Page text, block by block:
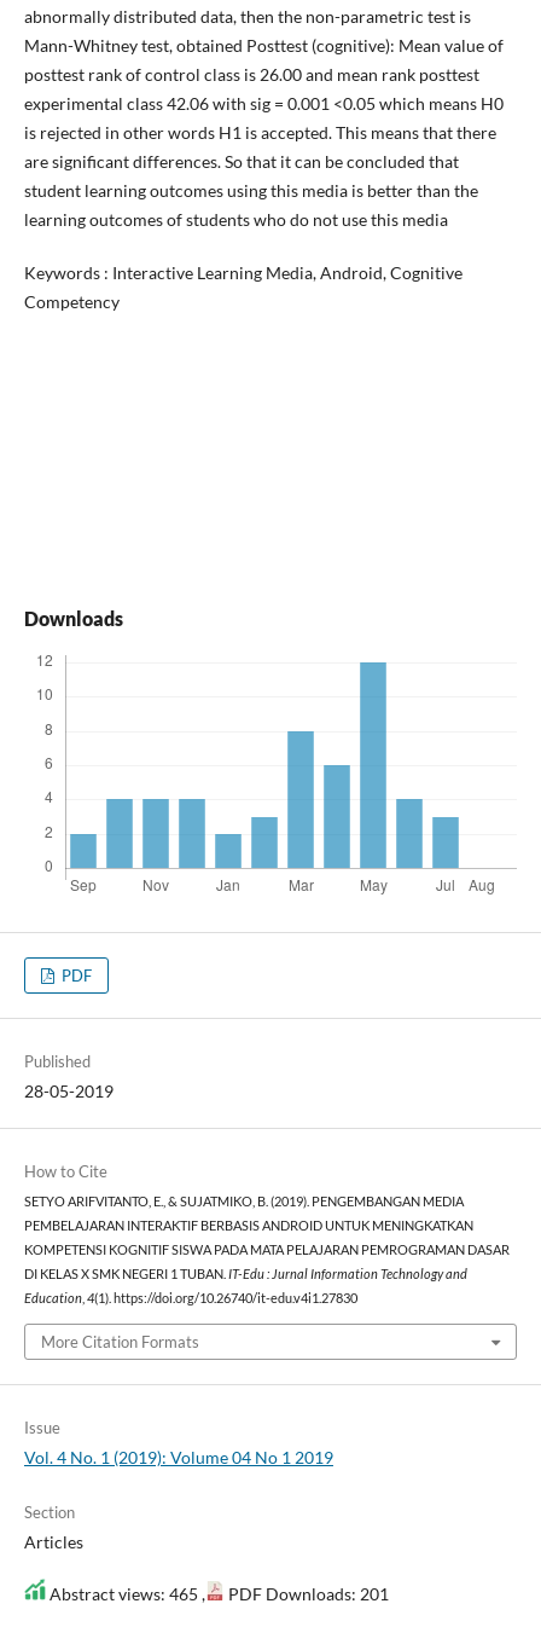
abnormally distributed data, then the non-parametric test is
Mann-Whitney test, obtained Posttest (cognitive): Mean value of
posttest rank of control class is 26.00 and mean rank posttest
experimental class 42.06 with sig = 0.001 <0.05 which means H0
is rejected in other words H1 is accepted. This means that there
are significant differences. So that it can be concluded that
student learning outcomes using this media is better than the
learning outcomes of students who do not use this media
Keywords : Interactive Learning Media, Android, Cognitive
Competency
Downloads
PDF
Published
28-05-2019
How to Cite
SETYO ARIFVITANTO, E., & SUJATMIKO, B. (2019). PENGEMBANGAN MEDIA
PEMBELAJARAN INTERAKTIF BERBASIS ANDROID UNTUK MENINGKATKAN
KOMPETENSI KOGNITIF SISWA PADA MATA PELAJARAN PEMROGRAMAN DASAR
DI KELAS X SMK NEGERI 1 TUBAN. IT-Edu : Jurnal Information Technology and
Education, 4(1). https://doi.org/10.26740/it-edu.v4i1.27830
More Citation Formats
Issue
Vol. 4 No. 1 (2019): Volume 04 No 1 2019
Section
Articles
Abstract views: 465 , PDF Downloads: 201